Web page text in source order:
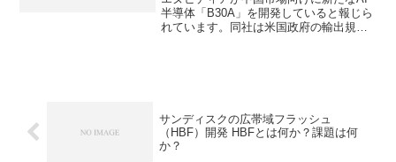
半導体「B30A」を開発していると報じら
れています。同社は米国政府の輸出規制
ことができます。
サンディスクの広帯域フラッシュ
（HBF）開発 HBFとは何か？課題は何
か？